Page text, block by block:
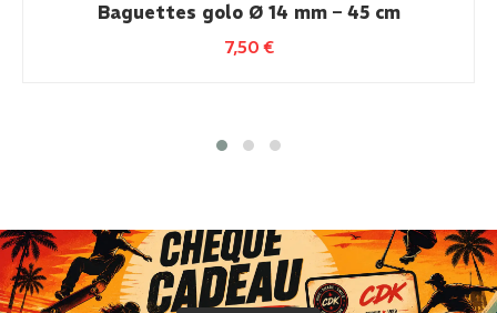
Baguettes golo Ø 14 mm – 45 cm
7,50€